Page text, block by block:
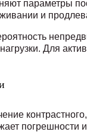
параметры
и
Для
погрешности